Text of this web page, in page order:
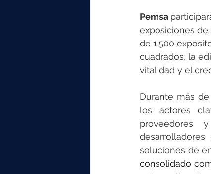
Pemsa
exposiciones de
de 1.500
cuadrados, la
vitalidad y el
Durante más
los actores
proveedores
soluciones de
consolidado